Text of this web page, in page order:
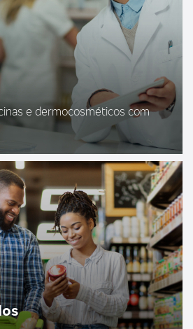
e dermocosméticos com